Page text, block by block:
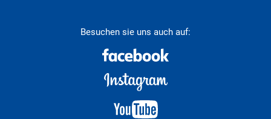
Besuchen sie uns auch auf: